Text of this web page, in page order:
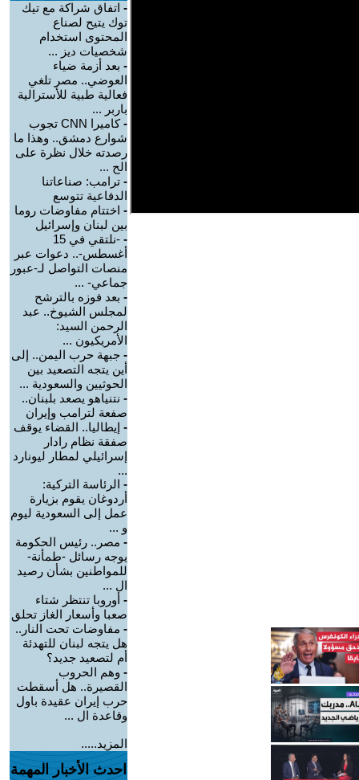
- اتفاق شراكة مع تيك
توك يتيح لصناع
المحتوى استخدام
شخصيات ديز ...
- بعد أزمة ضياء
العوضي.. مصر تلغي
فعالية طبية للأسترالية
باربر ...
-
كاميرا CNN تجوب
شوارع دمشق.. وهذا ما
رصدته خلال نظرة على
الح ...
- ترامب: صناعاتنا
الدفاعية تتوسع
- اختتام مفاوضات روما
بين لبنان وإسرائيل
-
-نلتقي في 15
أغسطس-.. دعوات عبر
منصات التواصل لـ-عبور
جماعي- ...
- بعد فوزه بالترشح
لمجلس الشيوخ.. عبد
الرحمن السيد:
الأمريكيون ...
- جبهة حرب اليمن.. إلى
أين يتجه التصعيد بين
الحوثيين والسعودية ...
- نتنياهو يصعد بلبنان..
صفعة لترامب وإيران
- إيطاليا.. القضاء يوقف
صفقة نظام رادار
إسرائيلي لمطار ليونارد
...
- الرئاسة التركية:
أردوغان يقوم بزيارة
عمل إلى السعودية ليوم
و ...
- مصر.. رئيس الحكومة
يوجه رسائل -طمأنة-
للمواطنين بشأن رصيد
ال ...
- أوروبا تنتظر شتاء
صعبا وأسعار الغاز تحلق
- مفاوضات تحت النار..
هل يتجه لبنان للتهدئة
أم لتصعيد جديد؟
- وهم الحروب
القصيرة.. هل أسقطت
حرب إيران عقيدة باول
وقاعدة ال ...
المزيد.....
احدث الأخبار المهمة